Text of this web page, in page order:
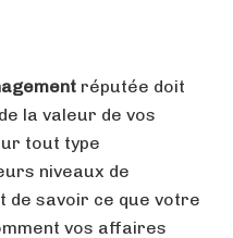
réputée doit
la valeur de vos
tout type
niveaux de
de savoir ce que votre
vos affaires